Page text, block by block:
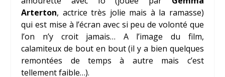
Arterton, actrice très jolie mais à la ramasse)
qui est mise à l’écran avec si peu de volonté que
l’on n’y croit jamais… A l’image du film,
calamiteux de bout en bout (il y a bien quelques
remontées de temps à autre mais c’est
tellement faible…).